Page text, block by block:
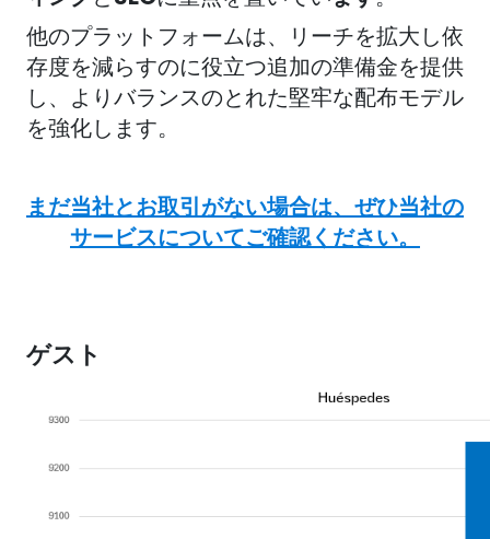
他のプラットフォームは、リーチを拡大し依
存度を減らすのに役立つ追加の準備金を提供
し、よりバランスのとれた堅牢な配布モデル
を強化します。
まだ当社とお取引がない場合は、ぜひ当社の
サービスについてご確認ください。
ゲスト